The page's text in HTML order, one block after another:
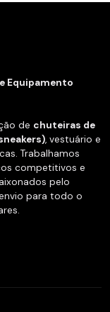
Equipamento
de chuteiras de
, vestuário e
Trabalhamos
competitivos e
pelo
para todo o